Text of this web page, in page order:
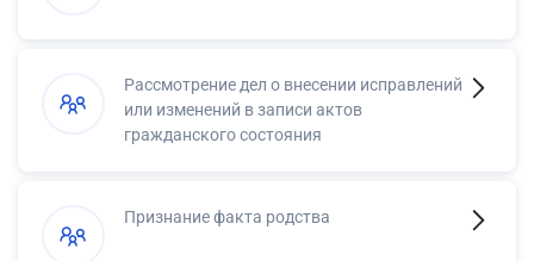
Рассмотрение дел о внесении исправлений
или изменений в записи актов
гражданского состояния
Признание факта родства